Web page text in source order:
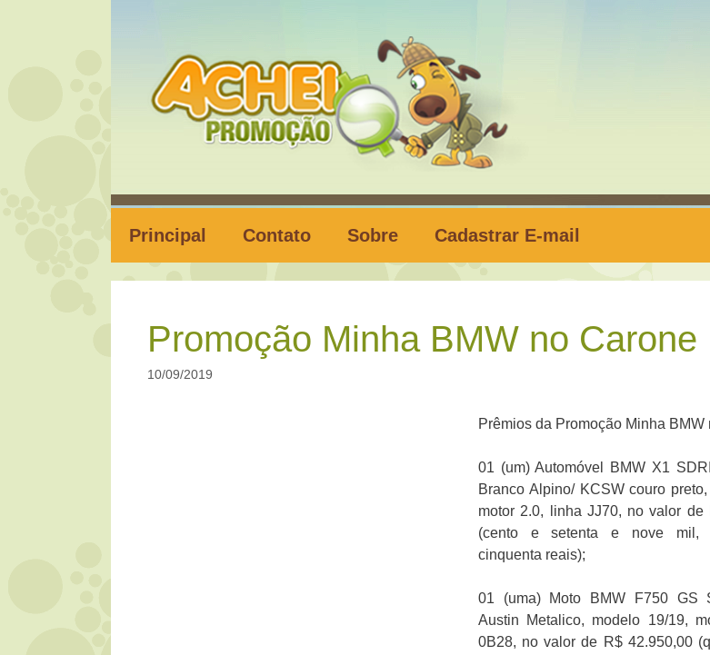
Principal Contato Sobre Cadastrar E-mail
Promoção Minha BMW no Carone
10/09/2019
Prêmios da Promoção Minha BMW
01 (um) Automóvel BMW X1
Branco Alpino/ KCSW couro
motor 2.0, linha JJ70, no valor de
(cento e setenta e nove mil,
cinquenta reais);
01 (uma) Moto BMW F750 GS
Austin Metalico, modelo 19/19,
0B28, no valor de R$ 42.950,00